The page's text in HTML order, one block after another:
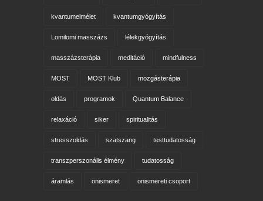
kvantumelmélet kvantumgyógyítás
Lomilomi masszázs lélekgyógyítás
masszázsterápia meditáció mindfulness
MOST MOST Klub mozgásterápia
oldás programok Quantum Balance
relaxáció siker spiritualitás
stresszoldás szatszang testtudatosság
transzperszonális élmény tudatosság
áramlás önismeret önismereti csoport